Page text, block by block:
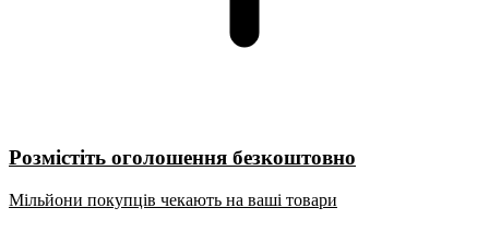
Розмістіть оголошення безкоштовно
Мільйони покупців чекають на ваші товари